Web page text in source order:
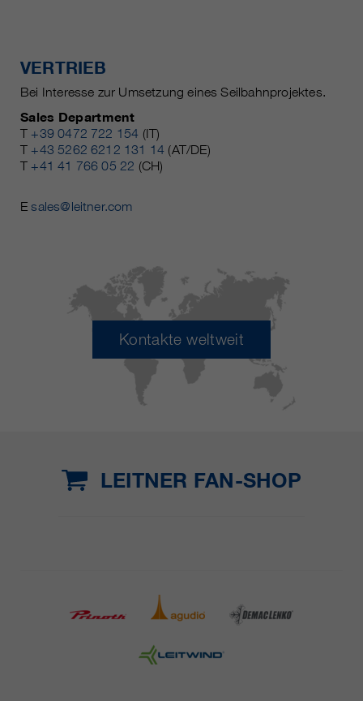
VERTRIEB
Bei Interesse zur Umsetzung eines Seilbahnprojektes.
Sales Department
T +39 0472 722 154 (IT)
T +43 5262 6212 131 14 (AT/DE)
T +41 41 766 05 22 (CH)
Esales@leitner.com
Kontakte weltweit
LEITNER FAN-SHOP